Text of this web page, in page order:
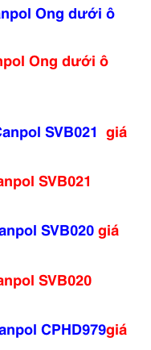
Ong dưới ô
SVB021 giá
SVB020giá
CPHD979giá